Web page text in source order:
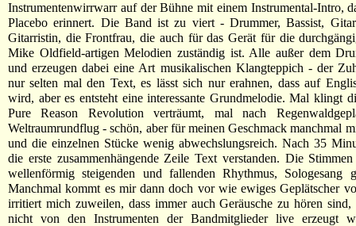
Instrumentenwirrwarr auf der Bühne mit einem Instrumental-Intro,
Placebo erinnert. Die Band ist zu viert - Drummer, Bassist,
Gitarristin, die Frontfrau, die auch für das Gerät für die
Mike Oldfield-artigen Melodien zuständig ist. Alle außer dem
und erzeugen dabei eine Art musikalischen Klangteppich - der
nur selten mal den Text, es lässt sich nur erahnen, dass auf
wird, aber es entsteht eine interessante Grundmelodie. Mal klingt
Pure Reason Revolution verträumt, mal nach
Weltraumrundflug - schön, aber für meinen Geschmack manchmal
und die einzelnen Stücke wenig abwechslungsreich. Nach 35
die erste zusammenhängende Zeile Text verstanden. Die
wellenförmig steigenden und fallenden Rhythmus, Sologesang
Manchmal kommt es mir dann doch vor wie ewiges Geplätscher
irritiert mich zuweilen, dass immer auch Geräusche zu hören sind,
nicht von den Instrumenten der Bandmitglieder live erzeugt